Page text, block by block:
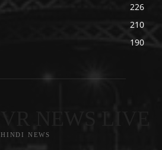
226
210
190
HINDI NEWS